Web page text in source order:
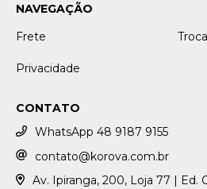
NAVEGAÇÃO
Frete
Privacidade
CONTATO
WhatsApp 48 9187 9155
contato@korova.com.br
Av. Ipiranga, 200, Loja 77 | Ed.